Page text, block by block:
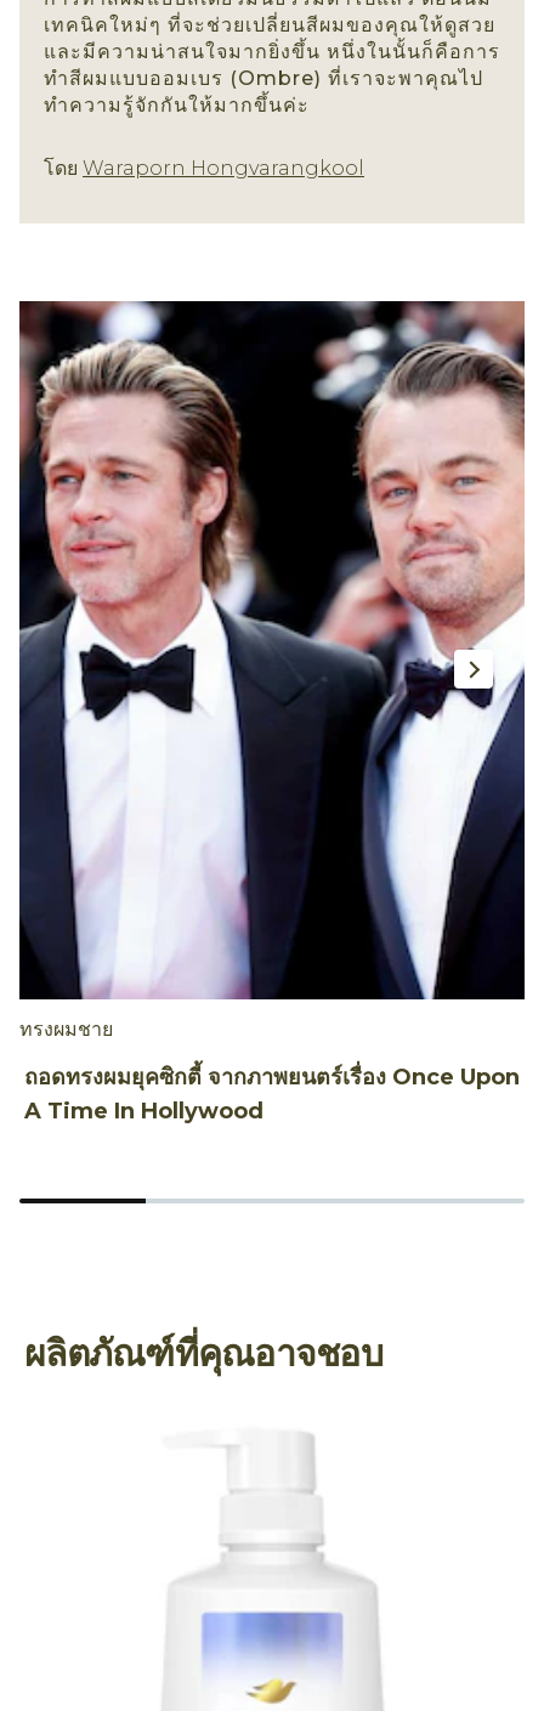
เทคนิคใหม่ๆ ที่จะช่วยเปลี่ยนสีผมของคุณให้ดูสวย
และมีความน่าสนใจมากยิ่งขึ้น หนึ่งในนั้นก็คือการ
ทำสีผมแบบออมเบร (Ombre) ที่เราจะพาคุณไป
ทำความรู้จักกันให้มากขึ้นค่ะ
โดย Waraporn Hongvarangkool
ทรงผมชาย
ถอดทรงผมยุคซิกตี้ จากภาพยนตร์เรื่อง Once Upon
A Time In Hollywood
ผลิตภัณฑ์ที่คุณอาจชอบ